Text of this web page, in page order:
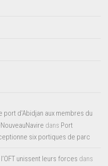
port d'Abidjan aux membres du
dans Port
six portiques de parc
unissent leurs forces dans